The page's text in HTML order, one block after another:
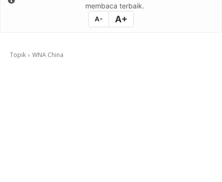
membaca terbaik.
A- A+
Topik WNA China